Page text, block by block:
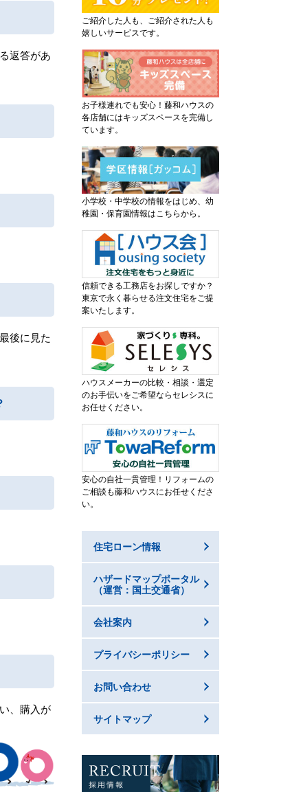
返答があ
後に見た
、購入が
ご紹介した人も、ご紹介された人も
嬉しいサービスです。
お子様連れでも安心！藤和ハウスの
各店舗にはキッズスペースを完備し
ています。
小学校・中学校の情報をはじめ、幼
稚園・保育園情報はこちらから。
信頼できる工務店をお探しですか？
東京で永く暮らせる注文住宅をご提
案いたします。
ハウスメーカーの比較・相談・選定
のお手伝いをご希望ならセレシスに
お任せください。
安心の自社一貫管理！リフォームの
ご相談も藤和ハウスにお任せくださ
い。
住宅ローン情報
ハザードマップポータル
（運営：国土交通省）
会社案内
プライバシーポリシー
お問い合わせ
サイトマップ